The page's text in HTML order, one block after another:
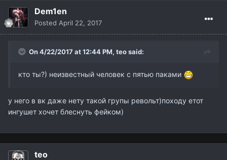
Dem1en
Posted April 22, 2017
On 4/22/2017 at 12:44 PM, teosaid:
кто ты?) неизвестный человек с пятью паками
у него в вк даже нету такой групы револьт)походу етот
ингушет хочет блеснуть фейком)
teo